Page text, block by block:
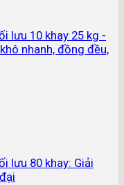
lưu 10 khay 25 kg -
nhanh, đồng đều,
lưu 80 khay: Giải